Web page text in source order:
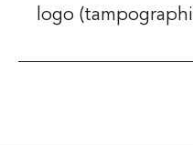
logo